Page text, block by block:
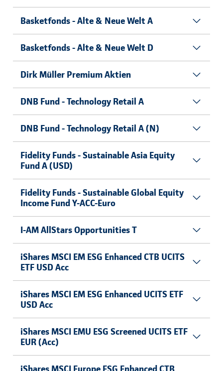
Basketfonds - Alte & Neue Welt A
Basketfonds - Alte & Neue Welt D
Dirk Müller Premium Aktien
DNB Fund - Technology Retail A
DNB Fund - Technology Retail A (N)
Fidelity Funds - Sustainable Asia Equity
Fund A (USD)
Fidelity Funds - Sustainable Global Equity
Income Fund Y-ACC-Euro
I-AM AllStars Opportunities T
iShares MSCI EM ESG Enhanced CTB UCITS
ETF USD Acc
iShares MSCI EM ESG Enhanced UCITS ETF
USD Acc
iShares MSCI EMU ESG Screened UCITS ETF
EUR (Acc)